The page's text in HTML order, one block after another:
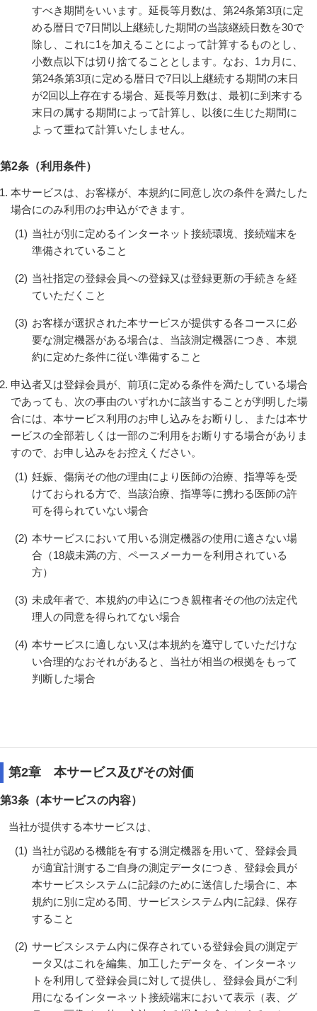
すべき期間をいいます。延長等月数は、第24条第3項に定
める暦日で7日間以上継続した期間の当該継続日数を30で
除し、これに1を加えることによって計算するものとし、
小数点以下は切り捨てることとします。なお、1カ月に、
第24条第3項に定める暦日で7日以上継続する期間の末日
が2回以上存在する場合、延長等月数は、最初に到来する
末日の属する期間によって計算し、以後に生じた期間に
よって重ねて計算いたしません。
第2条（利用条件）
本サービスは、お客様が、本規約に同意し次の条件を満たした
場合にのみ利用のお申込ができます。
(1) 当社が別に定めるインターネット接続環境、接続端末を
準備されていること
(2) 当社指定の登録会員への登録又は登録更新の手続きを経
ていただくこと
(3) お客様が選択された本サービスが提供する各コースに必
要な測定機器がある場合は、当該測定機器につき、本規
約に定めた条件に従い準備すること
申込者又は登録会員が、前項に定める条件を満たしている場合
であっても、次の事由のいずれかに該当することが判明した場
合には、本サービス利用のお申し込みをお断りし、または本サ
ービスの全部若しくは一部のご利用をお断りする場合がありま
すので、お申し込みをお控えください。
(1) 妊娠、傷病その他の理由により医師の治療、指導等を受
けておられる方で、当該治療、指導等に携わる医師の許
可を得られていない場合
(2) 本サービスにおいて用いる測定機器の使用に適さない場
合（18歳未満の方、ペースメーカーを利用されている
方）
(3) 未成年者で、本規約の申込につき親権者その他の法定代
理人の同意を得られてない場合
(4) 本サービスに適しない又は本規約を遵守していただけな
い合理的なおそれがあると、当社が相当の根拠をもって
判断した場合
第2章 本サービス及びその対価
第3条（本サービスの内容）
当社が提供する本サービスは、
(1) 当社が認める機能を有する測定機器を用いて、登録会員
が適宜計測するご自身の測定データにつき、登録会員が
本サービスシステムに記録のために送信した場合に、本
規約に別に定める間、サービスシステム内に記録、保存
すること
(2) サービスシステム内に保存されている登録会員の測定デ
ータ又はこれを編集、加工したデータを、インターネッ
トを利用して登録会員に対して提供し、登録会員がご利
用になるインターネット接続端末において表示（表、グ